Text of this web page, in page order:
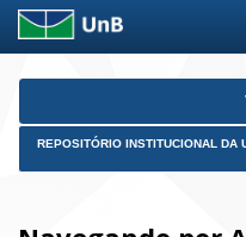
Skip
REPOSITÓRIO INSTITUCIONAL DA